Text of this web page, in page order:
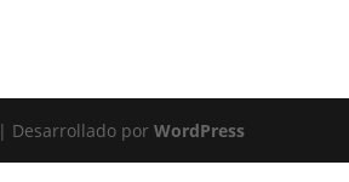
| Desarrollado porWordPress